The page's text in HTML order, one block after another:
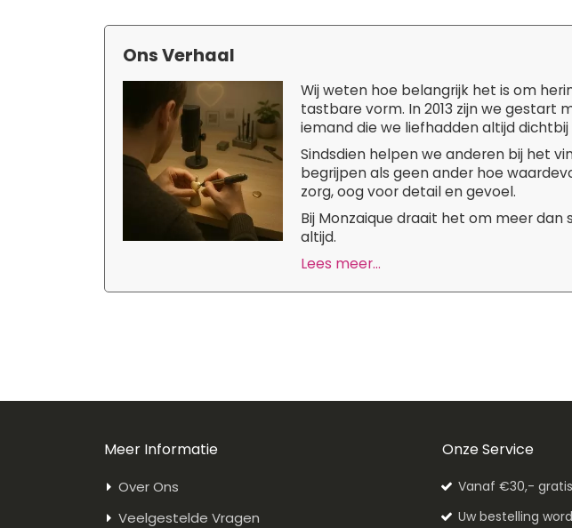
Ons Verhaal
Wij weten hoe belangrijk het is om
tastbare vorm. In 2013 zijn we gestart
iemand die we liefhadden altijd
Sindsdien helpen we anderen bij het
begrijpen als geen ander hoe
zorg, oog voor detail en gevoel.
Bij Monzaique draait het om meer
altijd.
Lees meer...
Meer Informatie
Over Ons
Veelgestelde Vragen
Onze Service
Vanaf €30,-
Uw bestelling